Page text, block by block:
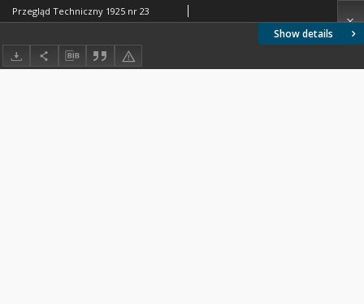
Show details
Przegląd Techniczny 1925 nr 23